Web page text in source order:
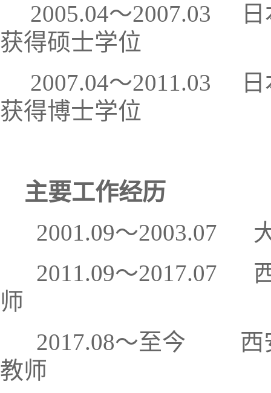
2005.04～2007.03 日
获得硕士学位
2007.04～2011.03 日
获得博士学位
主要工作经历
2001.09～2003.07
2011.09～2017.07
师
2017.08～至今 西安
教师